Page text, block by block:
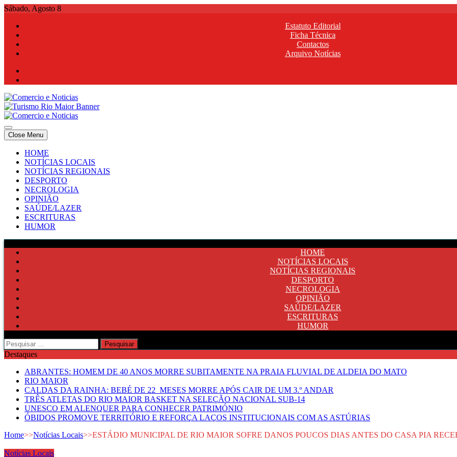
Skip
content
Sábado, Agosto 8
Estatuto Editorial
Ficha Técnica
Contactos
Arquivo Notícias
Comercio e Noticias
Notícias e Publicidade Online
Comercio e Noticias
Notícias e Publicidade Online
Close Menu
HOME
NOTÍCIAS LOCAIS
NOTÍCIAS REGIONAIS
DESPORTO
NECROLOGIA
OPINIÃO
SAÚDE/LAZER
ESCRITURAS
HUMOR
HOME
NOTÍCIAS LOCAIS
NOTÍCIAS REGIONAIS
DESPORTO
NECROLOGIA
OPINIÃO
SAÚDE/LAZER
ESCRITURAS
HUMOR
Pesquisar
por:
Destaques
ABRANTES: HOMEM DE 40 ANOS MORRE SUBITAMENTE NA PRAIA FLUVIAL DE ALDEIA DO MATO
RIO MAIOR
CALDAS DA RAINHA: BEBÉ DE 22 MESES MORRE APÓS CAIR DE UM 3.º ANDAR
TRÊS ATLETAS DO RIO MAIOR BASKET NA SELEÇÃO NACIONAL SUB-14
UNESCO EM ALENQUER PARA CONHECER PATRIMÓNIO
ÓBIDOS PROMOVE TERRITÓRIO E REFORÇA LAÇOS INSTITUCIONAIS COM AS ASTÚRIAS
Home>>Notícias Locais>>ESTÁDIO MUNICIPAL DE RIO MAIOR SOFRE DANOS POUCOS DIAS ANTES DO CASA PIA
Notícias Locais